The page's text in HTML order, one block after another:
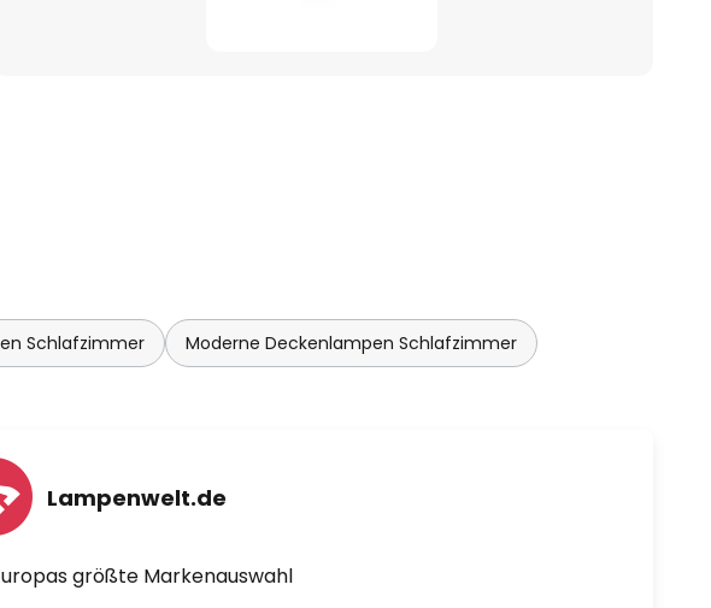
Schlafzimmer Moderne Deckenlampen Schlafzimmer
Lampenwelt.de
größte Markenauswahl